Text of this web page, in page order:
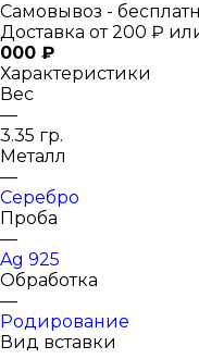
Самовывоз -
Доставка от 200 ₽
000 ₽
Характеристики
Вес
—
3.35 гр.
Металл
—
Серебро
Проба
—
Ag 925
Обработка
—
Родирование
Вид вставки